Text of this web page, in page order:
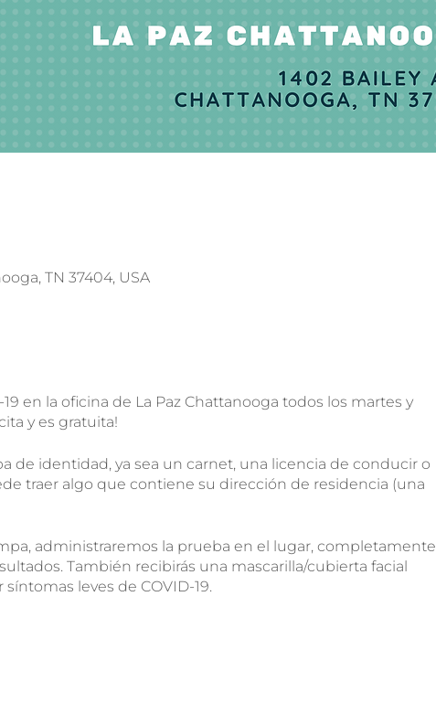
TN 37404, USA
en la oficina de La Paz Chattanooga todos los martes y
y es gratuita!
de identidad, ya sea un carnet, una licencia de conducir o
traer algo que contiene su dirección de residencia (una
administraremos la prueba en el lugar, completamente
También recibirás una mascarilla/cubierta facial
leves de COVID-19.